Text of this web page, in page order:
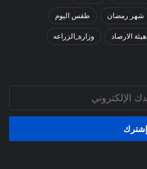
شهر رمضان طقس اليوم
هيئة الارصاد وزارة_الزراعه